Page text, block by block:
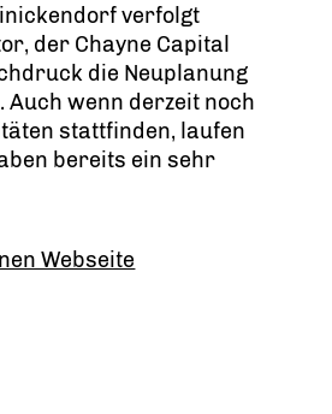
verfolgt
der Chayne Capital
die Neuplanung
wenn derzeit noch
stattfinden, laufen
bereits ein sehr
Webseite